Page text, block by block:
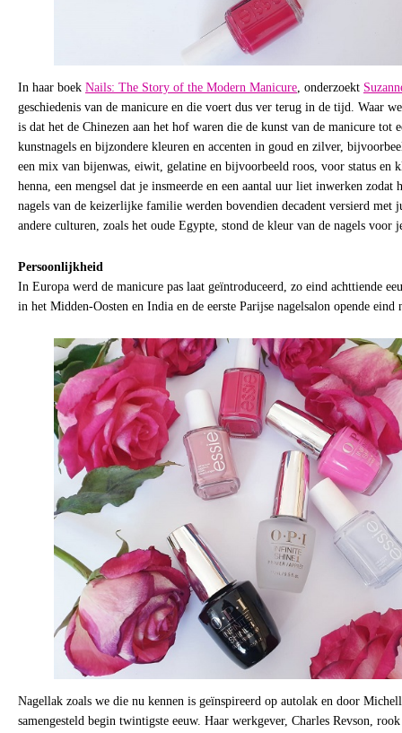
In haar boek Nails: The Story of the Modern Manicure, onderzoekt
geschiedenis van de manicure en die voert dus ver terug in de tijd. Waar
is dat het de Chinezen aan het hof waren die de kunst van de manicure tot
kunstnagels en bijzondere kleuren en accenten in goud en zilver,
een mix van bijenwas, eiwit, gelatine en bijvoorbeeld roos, voor status en
henna, een mengsel dat je insmeerde en een aantal uur liet inwerken zodat
nagels van de keizerlijke familie werden bovendien decadent versierd met
andere culturen, zoals het oude Egypte, stond de kleur van de nagels voor
Persoonlijkheid
In Europa werd de manicure pas laat geïntroduceerd, zo eind achttiende
in het Midden-Oosten en India en de eerste Parijse nagelsalon opende eind
Nagellak zoals we die nu kennen is geïnspireerd op autolak en door
samengesteld begin twintigste eeuw. Haar werkgever, Charles Revson, rook